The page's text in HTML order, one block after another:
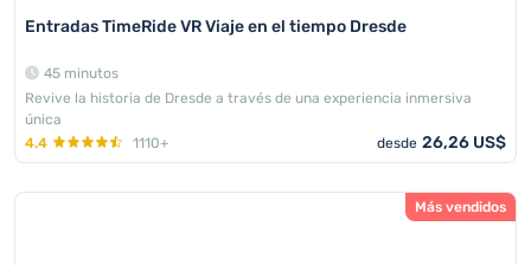
Entradas TimeRide VR Viaje en el tiempo Dresde
45 minutos
Revive la historia de Dresde a través de una experiencia inmersiva
única
4.4
1110+ desde 26,26 US$
Más vendidos